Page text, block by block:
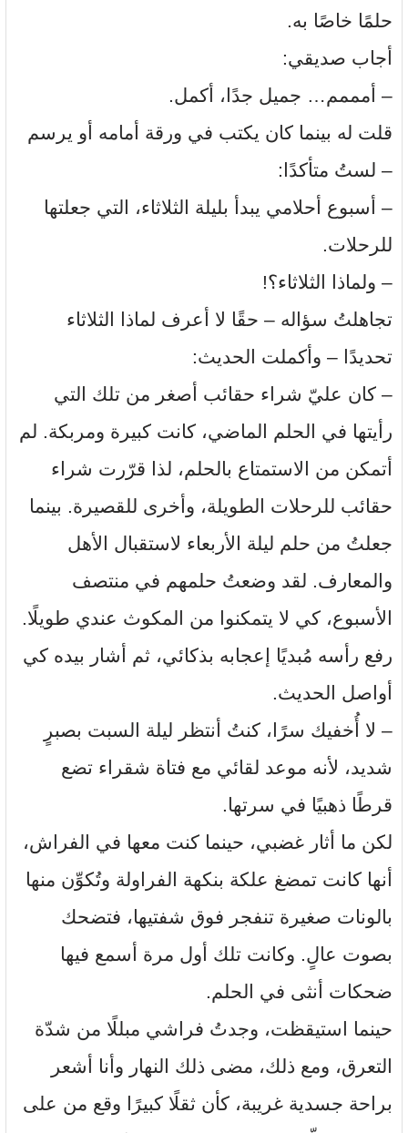
حلمًا خاصًا به.
أجاب صديقي:
– أمممم… جميل جدًا، أكمل.
قلت له بينما كان يكتب في ورقة أمامه أو يرسم
– لستُ متأكدًا:
– أسبوع أحلامي يبدأ بليلة الثلاثاء، التي جعلتها
للرحلات.
– ولماذا الثلاثاء؟!
تجاهلتُ سؤاله – حقًا لا أعرف لماذا الثلاثاء
تحديدًا – وأكملت الحديث:
– كان عليّ شراء حقائب أصغر من تلك التي
رأيتها في الحلم الماضي، كانت كبيرة ومربكة. لم
أتمكن من الاستمتاع بالحلم، لذا قرّرت شراء
حقائب للرحلات الطويلة، وأخرى للقصيرة. بينما
جعلتُ من حلم ليلة الأربعاء لاستقبال الأهل
والمعارف. لقد وضعتُ حلمهم في منتصف
الأسبوع، كي لا يتمكنوا من المكوث عندي طويلًا.
رفع رأسه مُبديًا إعجابه بذكائي، ثم أشار بيده كي
أواصل الحديث.
– لا أُخفيك سرًا، كنتُ أنتظر ليلة السبت بصبرٍ
شديد، لأنه موعد لقائي مع فتاة شقراء تضع
قرطًا ذهبيًا في سرتها.
لكن ما أثار غضبي، حينما كنت معها في الفراش،
أنها كانت تمضغ علكة بنكهة الفراولة وتُكوِّن منها
بالونات صغيرة تنفجر فوق شفتيها، فتضحك
بصوت عالٍ. وكانت تلك أول مرة أسمع فيها
ضحكات أنثى في الحلم.
حينما استيقظت، وجدتُ فراشي مبللًا من شدّة
التعرق، ومع ذلك، مضى ذلك النهار وأنا أشعر
براحة جسدية غريبة، كأن ثقلًا كبيرًا وقع من على